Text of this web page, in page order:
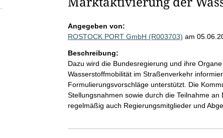
Angegeben von:
ROSTOCK PORT GmbH (R003703) am
Beschreibung:
Dazu wird die Bundesregierung und ihre
Wasserstoffmobilität im Straßenverkehr
Formulierungsvorschläge unterstützt. Die
Stellungsnahmen sowie durch die Teilnahme
regelmäßig auch Regierungsmitglieder und